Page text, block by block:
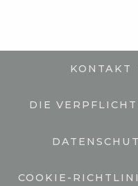
KONTAKT
DIE
COOKIE-